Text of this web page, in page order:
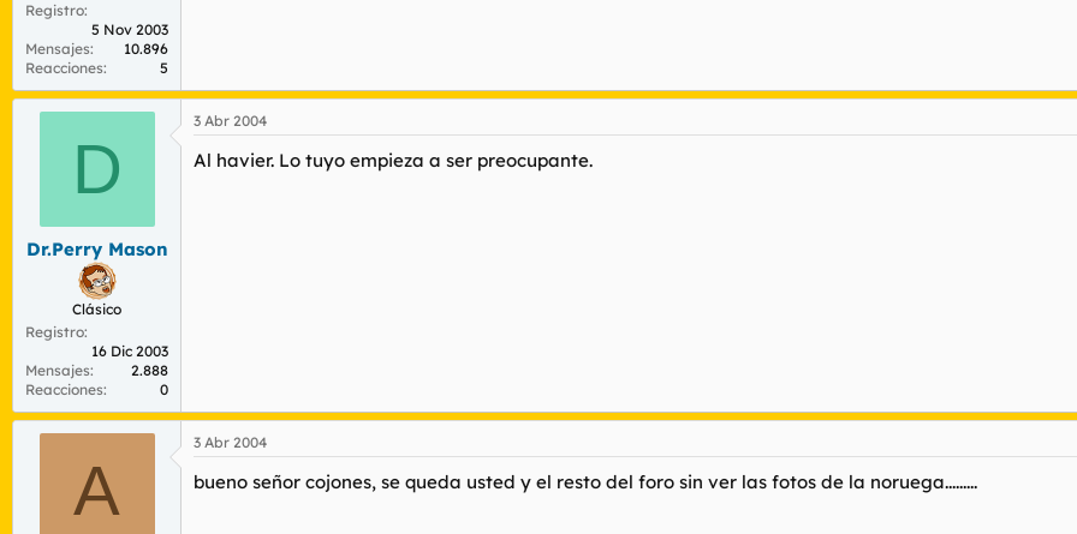
Registro
5 Nov 2003
Mensajes
10.896
Reacciones
5
D
Dr.Perry Mason
Clásico
Registro
16 Dic 2003
Mensajes
2.888
Reacciones
0
3 Abr 2004
Al havier. Lo tuyo empieza a ser preocupante.
A
3 Abr 2004
bueno señor cojones, se queda usted y el resto del foro sin ver las fotos de la noruega.........